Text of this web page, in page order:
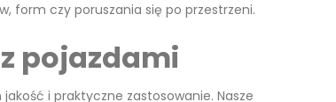
form czy poruszania się po przestrzeni.
pojazdami
i praktyczne zastosowanie. Nasze